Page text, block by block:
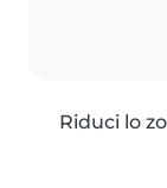
Riduci lo